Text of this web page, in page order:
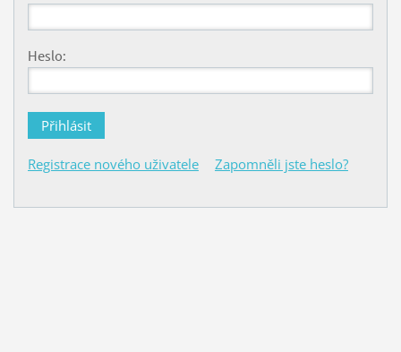
Heslo:
Registrace nového uživatele Zapomněli jste heslo?